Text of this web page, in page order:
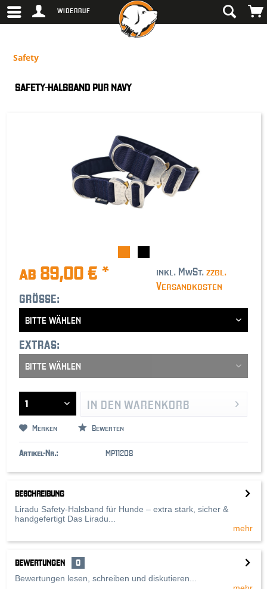
WIDERRUF
Safety
SAFETY-HALSBAND PUR NAVY
ab 89,00 € * inkl. MwSt.zzgl.
Versandkosten
GRÖSSE:
EXTRAS:
IN DEN WARENKORB
Merken Bewerten
Artikel-Nr.: MP11208
BESCHREIBUNG
Liradu Safety-Halsband für Hunde – extra stark, sicher &
handgefertigt Das Liradu...
mehr
BEWERTUNGEN
0
Bewertungen lesen, schreiben und diskutieren...